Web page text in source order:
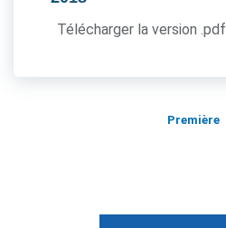
Télécharger la version .pdf
Première